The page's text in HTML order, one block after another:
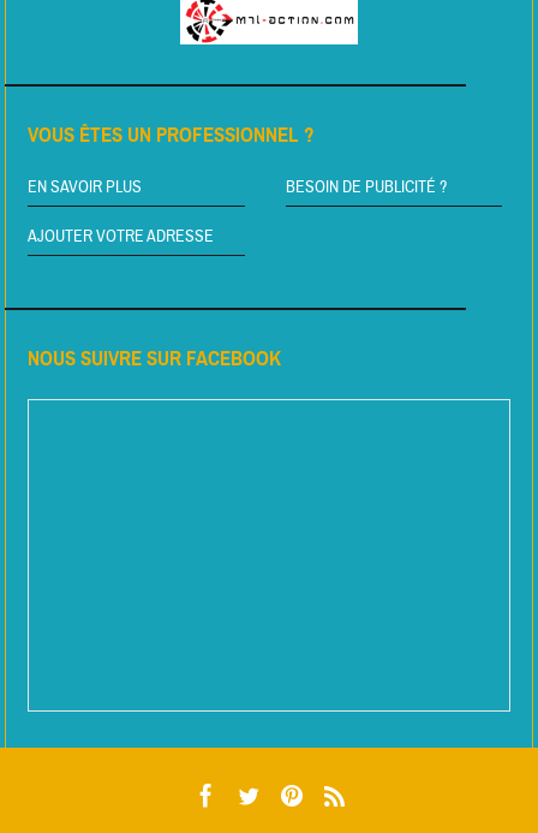
VOUS ÊTES UN PROFESSIONNEL ?
EN SAVOIR PLUS BESOIN DE PUBLICITÉ ?
AJOUTER VOTRE ADRESSE
NOUS SUIVRE SUR FACEBOOK